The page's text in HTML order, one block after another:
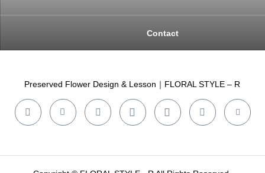
Contact
Preserved Flower Design & Lesson｜FLORAL STYLE – R